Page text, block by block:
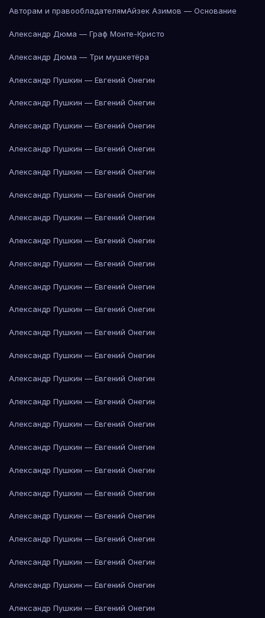
Авторам и правообладателямАйзек Азимов — Основание
Александр Дюма — Граф Монте-Кристо
Александр Дюма — Три мушкетёра
Александр Пушкин — Евгений Онегин
Александр Пушкин — Евгений Онегин
Александр Пушкин — Евгений Онегин
Александр Пушкин — Евгений Онегин
Александр Пушкин — Евгений Онегин
Александр Пушкин — Евгений Онегин
Александр Пушкин — Евгений Онегин
Александр Пушкин — Евгений Онегин
Александр Пушкин — Евгений Онегин
Александр Пушкин — Евгений Онегин
Александр Пушкин — Евгений Онегин
Александр Пушкин — Евгений Онегин
Александр Пушкин — Евгений Онегин
Александр Пушкин — Евгений Онегин
Александр Пушкин — Евгений Онегин
Александр Пушкин — Евгений Онегин
Александр Пушкин — Евгений Онегин
Александр Пушкин — Евгений Онегин
Александр Пушкин — Евгений Онегин
Александр Пушкин — Евгений Онегин
Александр Пушкин — Евгений Онегин
Александр Пушкин — Евгений Онегин
Александр Пушкин — Евгений Онегин
Александр Пушкин — Евгений Онегин